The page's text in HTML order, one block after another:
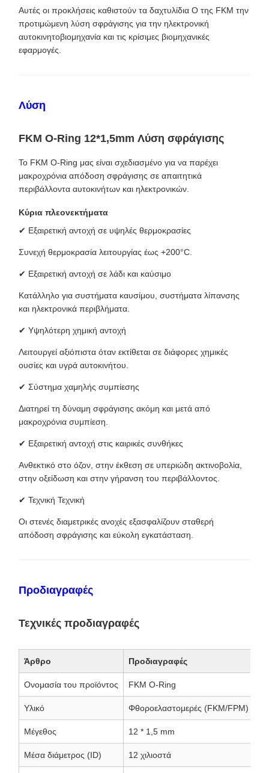
Αυτές οι προκλήσεις καθιστούν τα δαχτυλίδια O της FKM την
προτιμώμενη λύση σφράγισης για την ηλεκτρονική
αυτοκινητοβιομηχανία και τις κρίσιμες βιομηχανικές
εφαρμογές.
Λύση
FKM O-Ring 12*1,5mm Λύση σφράγισης
Το FKM O-Ring μας είναι σχεδιασμένο για να παρέχει
μακροχρόνια απόδοση σφράγισης σε απαιτητικά
περιβάλλοντα αυτοκινήτων και ηλεκτρονικών.
Κύρια πλεονεκτήματα
✔ Εξαιρετική αντοχή σε υψηλές θερμοκρασίες
Συνεχή θερμοκρασία λειτουργίας έως +200°C.
✔ Εξαιρετική αντοχή σε λάδι και καύσιμο
Κατάλληλο για συστήματα καυσίμου, συστήματα λίπανσης
και ηλεκτρονικά περιβλήματα.
✔ Υψηλότερη χημική αντοχή
Λειτουργεί αξιόπιστα όταν εκτίθεται σε διάφορες χημικές
ουσίες και υγρά αυτοκινήτου.
✔ Σύστημα χαμηλής συμπίεσης
Διατηρεί τη δύναμη σφράγισης ακόμη και μετά από
μακροχρόνια συμπίεση.
✔ Εξαιρετική αντοχή στις καιρικές συνθήκες
Ανθεκτικό στο όζον, στην έκθεση σε υπεριώδη ακτινοβολία,
στην οξείδωση και στην γήρανση του περιβάλλοντος.
✔ Τεχνική Τεχνική
Οι στενές διαμετρικές ανοχές εξασφαλίζουν σταθερή
απόδοση σφράγισης και εύκολη εγκατάσταση.
Προδιαγραφές
Τεχνικές προδιαγραφές
Άρθρο Προδιαγραφές
Ονομασία του προϊόντος FKM O-Ring
Υλικό Φθοροελαστομερές (FKM/FPM)
Μέγεθος 12 * 1,5 mm
Μέσα διάμετρος (ID) 12 χιλιοστά